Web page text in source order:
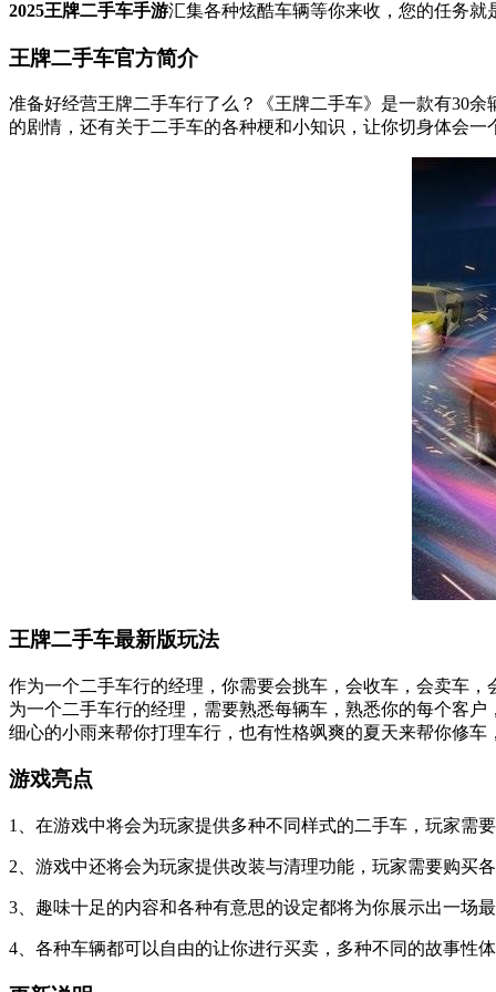
2025王牌二手车手游汇集各种炫酷车辆等你来收，您的任务
王牌二手车官方简介
准备好经营王牌二手车行了么？《王牌二手车》是一款有30
的剧情，还有关于二手车的各种梗和小知识，让你切身体会一
王牌二手车最新版玩法
作为一个二手车行的经理，你需要会挑车，会收车，会卖车
为一个二手车行的经理，需要熟悉每辆车，熟悉你的每个客
细心的小雨来帮你打理车行，也有性格飒爽的夏天来帮你修车
游戏亮点
1、在游戏中将会为玩家提供多种不同样式的二手车，玩家需
2、游戏中还将会为玩家提供改装与清理功能，玩家需要购买
3、趣味十足的内容和各种有意思的设定都将为你展示出一场
4、各种车辆都可以自由的让你进行买卖，多种不同的故事性